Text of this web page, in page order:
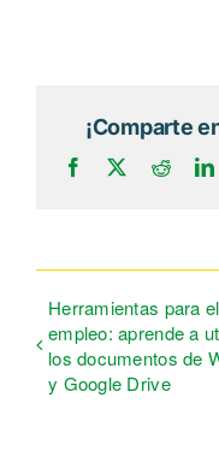
¡Comparte
Facebook Reddit
Herramientas para el
empleo: aprende a
los documentos de
y Google Drive